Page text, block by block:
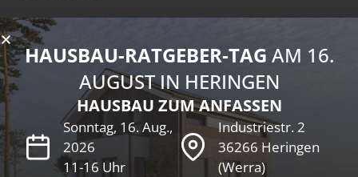
Individualisierungsmöglichk
eiten für Ihr Traumhaus
Schicke Bauteile und elegante Fenster-
Lösungen. Das architektonische Plus.
HAUSBAU-RATGEBER-TAG AM 16.
AUGUST IN HERINGEN
HAUSBAU ZUM ANFASSEN
Sonntag, 16. Aug.,
2026
11-16 Uhr
Industriestr. 2
36266 Heringen
(Werra)